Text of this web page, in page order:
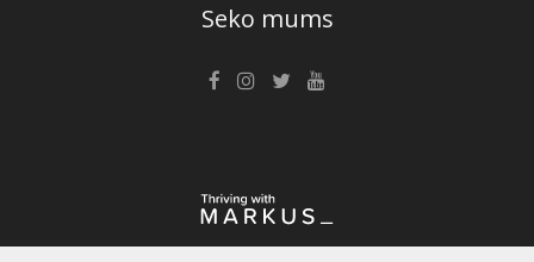
Seko mums